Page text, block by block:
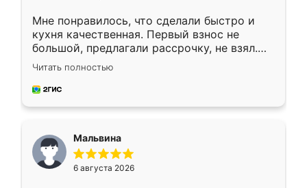
Мне понравилось, что сделали быстро и
кухня качественная. Первый взнос не
большой, предлагали рассрочку, не взял.
Ждал меньше месяца, сборщик с прямыми
руками. По цене вышло адекватно.
Рекомендую!
Читать полностью
Мальвина
6 августа 2026